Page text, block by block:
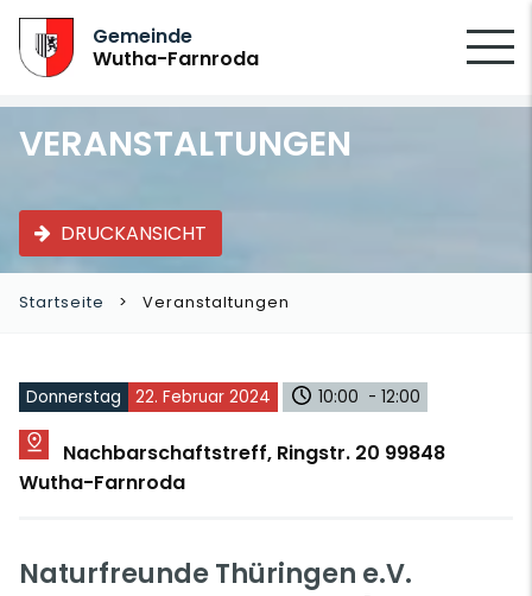
Gemeinde
Wutha-Farnroda
VERANSTALTUNGEN
DRUCKANSICHT
Startseite Veranstaltungen
Donnerstag 22. Februar 2024 10:00 - 12:00
Nachbarschaftstreff, Ringstr. 20 99848
Wutha-Farnroda
Naturfreunde Thüringen e.V.